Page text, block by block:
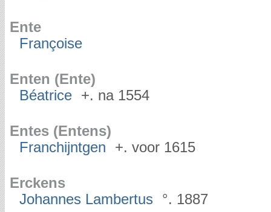
Ente
Françoise
Enten (Ente)
Béatrice
+. na 1554
Entes (Entens)
Franchijntgen
+. voor 1615
Erckens
Johannes Lambertus
°. 1887